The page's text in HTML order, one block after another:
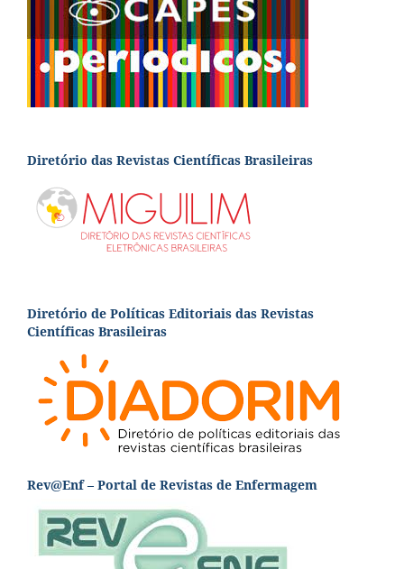
Diretório das Revistas Científicas Brasileiras
Diretório de Políticas Editoriais das Revistas
Científicas Brasileiras
Rev@Enf – Portal de Revistas de Enfermagem